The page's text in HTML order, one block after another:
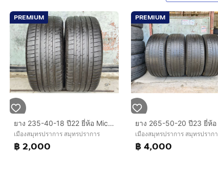
PREMIUM
ยาง 235-40-18 ปี22 ยี่ห้อ Michelin pilot sport 4
เมืองสมุทรปราการ สมุทรปราการ
฿ 2,000
PREMIUM
เมืองสมุทรปราการ สมุทรปราก
฿ 4,000